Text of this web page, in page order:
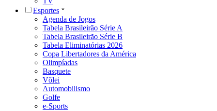
Esportes
Agenda de Jogos
Tabela Brasileirão Série A
Tabela Brasileirão Série B
Tabela Eliminatórias 2026
Copa Libertadores da América
Olimpíadas
Basquete
Vôlei
Automobilismo
Golfe
e-Sports